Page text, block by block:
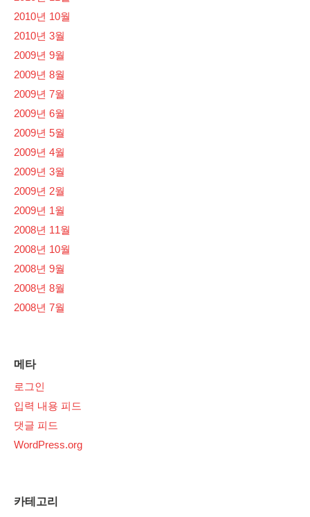
2010년 10월
2010년 3월
2009년 9월
2009년 8월
2009년 7월
2009년 6월
2009년 5월
2009년 4월
2009년 3월
2009년 2월
2009년 1월
2008년 11월
2008년 10월
2008년 9월
2008년 8월
2008년 7월
메타
로그인
입력 내용 피드
댓글 피드
WordPress.org
카테고리